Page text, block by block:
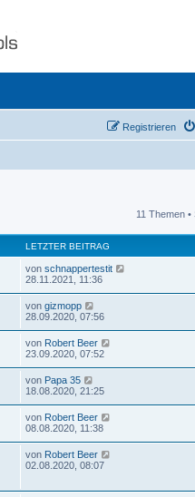
Registrieren
11 Themen •
LETZTER BEITRAG
von schnappertestit
28.11.2021, 11:36
von gizmopp
28.09.2020, 07:56
von Robert Beer
23.09.2020, 07:52
von Papa 35
18.08.2020, 21:25
von Robert Beer
08.08.2020, 11:38
von Robert Beer
02.08.2020, 08:07